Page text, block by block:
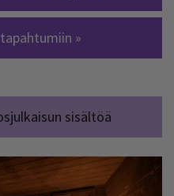
»
sisältöä